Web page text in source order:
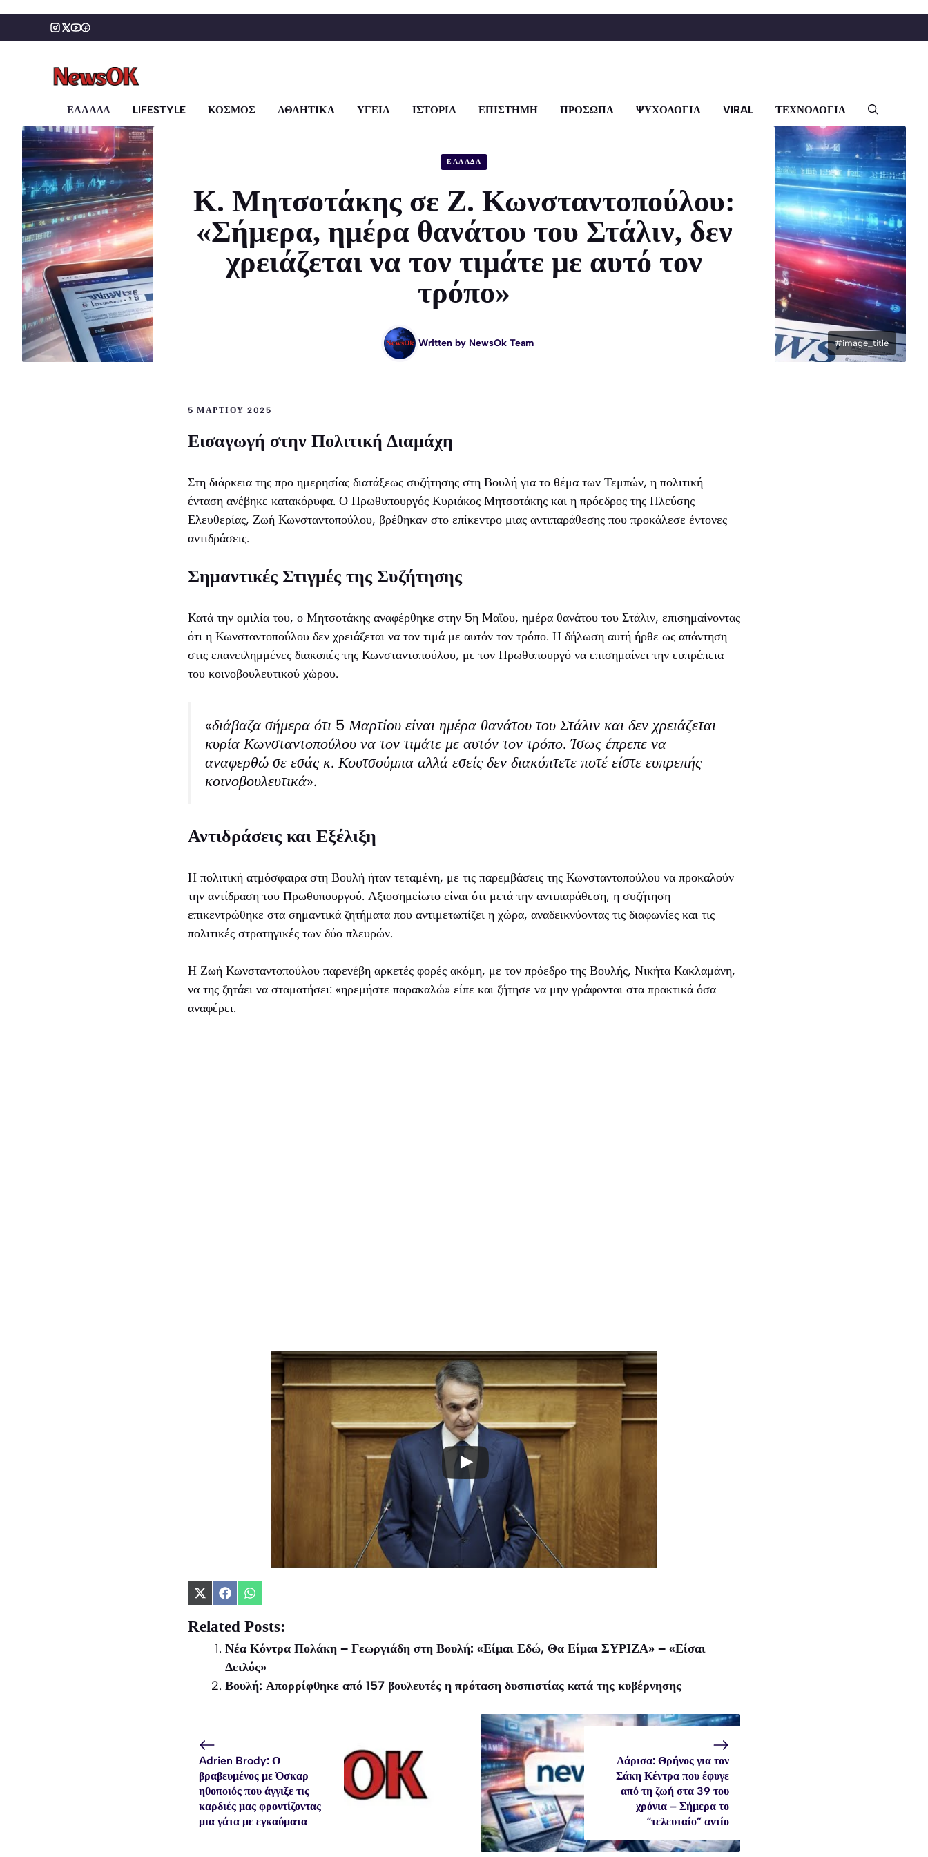
περιεχόμενο
ΕΛΛΑΔΑ LIFESTYLE ΚΟΣΜΟΣ ΑΘΛΗΤΙΚΑ ΥΓΕΙΑ ΙΣΤΟΡΙΑ ΕΠΙΣΤΗΜΗ ΠΡΟΣΩΠΑ ΨΥΧΟΛΟΓΙΑ VIRAL ΤΕΧΝΟΛΟΓΙΑ
#image_title
ΕΛΛΑΔΑ
Κ. Μητσοτάκης σε Ζ. Κωνσταντοπούλου:
«Σήμερα, ημέρα θανάτου του Στάλιν, δεν
χρειάζεται να τον τιμάτε με αυτό τον
τρόπο»
Written by NewsOk Team
5 ΜΑΡΤΊΟΥ 2025
Εισαγωγή στην Πολιτική Διαμάχη
Στη διάρκεια της προ ημερησίας διατάξεως συζήτησης στη Βουλή για το θέμα των Τεμπών, η πολιτική
ένταση ανέβηκε κατακόρυφα. Ο Πρωθυπουργός Κυριάκος Μητσοτάκης και η πρόεδρος της Πλεύσης
Ελευθερίας, Ζωή Κωνσταντοπούλου, βρέθηκαν στο επίκεντρο μιας αντιπαράθεσης που προκάλεσε έντονες
αντιδράσεις.
Σημαντικές Στιγμές της Συζήτησης
Κατά την ομιλία του, ο Μητσοτάκης αναφέρθηκε στην 5η Μαΐου, ημέρα θανάτου του Στάλιν, επισημαίνοντας
ότι η Κωνσταντοπούλου δεν χρειάζεται να τον τιμά με αυτόν τον τρόπο. Η δήλωση αυτή ήρθε ως απάντηση
στις επανειλημμένες διακοπές της Κωνσταντοπούλου, με τον Πρωθυπουργό να επισημαίνει την ευπρέπεια
του κοινοβουλευτικού χώρου.
«διάβαζα σήμερα ότι 5 Μαρτίου είναι ημέρα θανάτου του Στάλιν και δεν χρειάζεται
κυρία Κωνσταντοπούλου να τον τιμάτε με αυτόν τον τρόπο. Ίσως έπρεπε να
αναφερθώ σε εσάς κ. Κουτσούμπα αλλά εσείς δεν διακόπτετε ποτέ είστε ευπρεπής
κοινοβουλευτικά».
Αντιδράσεις και Εξέλιξη
Η πολιτική ατμόσφαιρα στη Βουλή ήταν τεταμένη, με τις παρεμβάσεις της Κωνσταντοπούλου να προκαλούν
την αντίδραση του Πρωθυπουργού. Αξιοσημείωτο είναι ότι μετά την αντιπαράθεση, η συζήτηση
επικεντρώθηκε στα σημαντικά ζητήματα που αντιμετωπίζει η χώρα, αναδεικνύοντας τις διαφωνίες και τις
πολιτικές στρατηγικές των δύο πλευρών.
Η Ζωή Κωνσταντοπούλου παρενέβη αρκετές φορές ακόμη, με τον πρόεδρο της Βουλής, Νικήτα Κακλαμάνη,
να της ζητάει να σταματήσει: «ηρεμήστε παρακαλώ» είπε και ζήτησε να μην γράφονται στα πρακτικά όσα
αναφέρει.
Share
X
(Twitter)
Share
Facebook
Share
WhatsApp
Related Posts:
Νέα Κόντρα Πολάκη – Γεωργιάδη στη Βουλή: «Είμαι Εδώ, Θα Είμαι ΣΥΡΙΖΑ» – «Είσαι
Δειλός»
Βουλή: Απορρίφθηκε από 157 βουλευτές η πρόταση δυσπιστίας κατά της κυβέρνησης
Adrien Brody: Ο
βραβευμένος με Όσκαρ
ηθοποιός που άγγιξε τις
καρδιές μας φροντίζοντας
μια γάτα με εγκαύματα
Λάρισα: Θρήνος για τον
Σάκη Κέντρα που έφυγε
από τη ζωή στα 39 του
χρόνια – Σήμερα το
“τελευταίο” αντίο